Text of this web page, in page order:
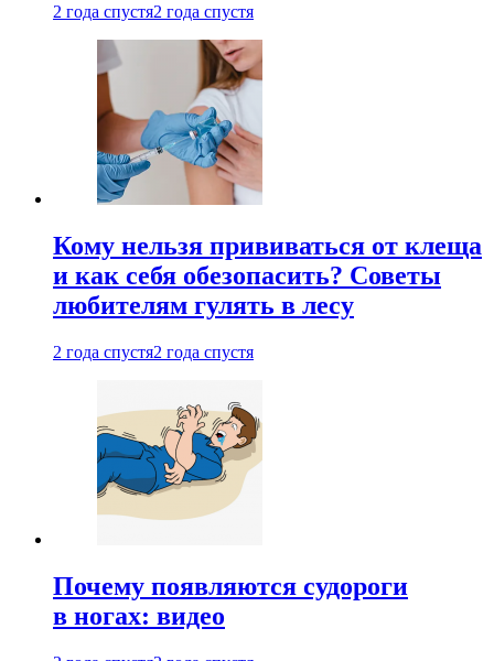
2 года спустя2 года спустя
Кому нельзя прививаться от клеща
и как себя обезопасить? Советы
любителям гулять в лесу
2 года спустя2 года спустя
Почему появляются судороги
в ногах: видео